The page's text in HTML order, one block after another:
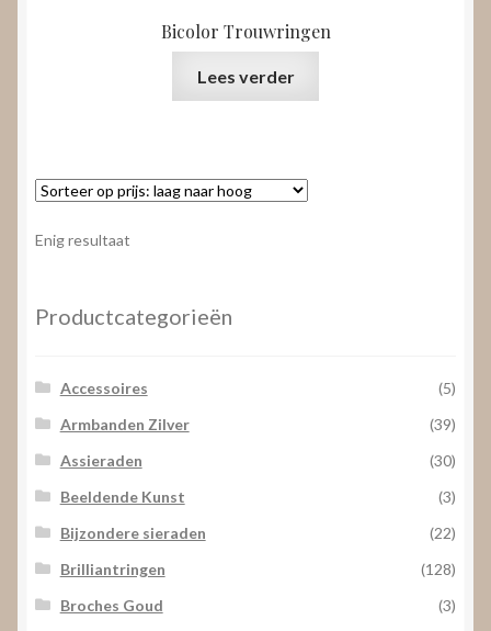
Bicolor Trouwringen
Lees verder
Enig resultaat
Productcategorieën
Accessoires
(5)
Armbanden Zilver
(39)
Assieraden
(30)
Beeldende Kunst
(3)
Bijzondere sieraden
(22)
Brilliantringen
(128)
Broches Goud
(3)